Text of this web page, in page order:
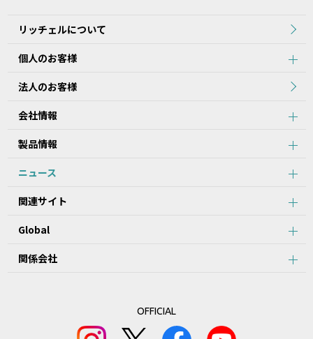
リッチェルについて
個人のお客様
法人のお客様
会社情報
製品情報
ニュース
関連サイト
Global
関係会社
OFFICIAL